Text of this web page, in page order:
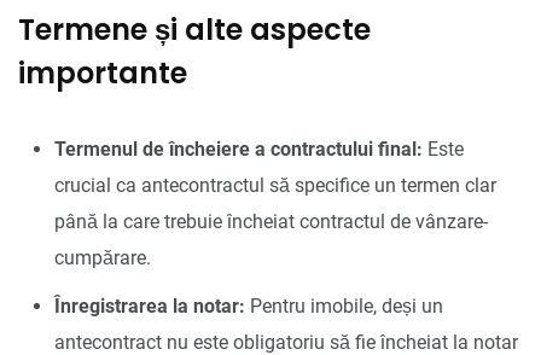
Termene și alte aspecte
importante
Termenul de încheiere a contractului final: Este
crucial ca antecontractul să specifice un termen clar
până la care trebuie încheiat contractul de vânzare-
cumpărare.
Înregistrarea la notar: Pentru imobile, deși un
antecontract nu este obligatoriu să fie încheiat la notar